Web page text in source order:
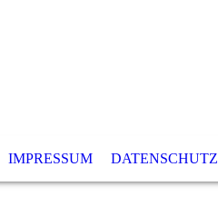
IMPRESSUM DATENSCHUTZ